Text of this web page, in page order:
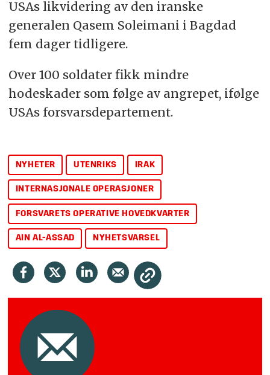
USAs likvidering av den iranske
generalen Qasem Soleimani i Bagdad
fem dager tidligere.
Over 100 soldater fikk mindre
hodeskader som følge av angrepet, ifølge
USAs forsvarsdepartement.
NYHETER UTENRIKS IRAK
INTERNASJONALE OPERASJONER
FORSVARETS OPERATIVE HOVEDKVARTER
AIN AL-ASSAD NYHETSVARSEL